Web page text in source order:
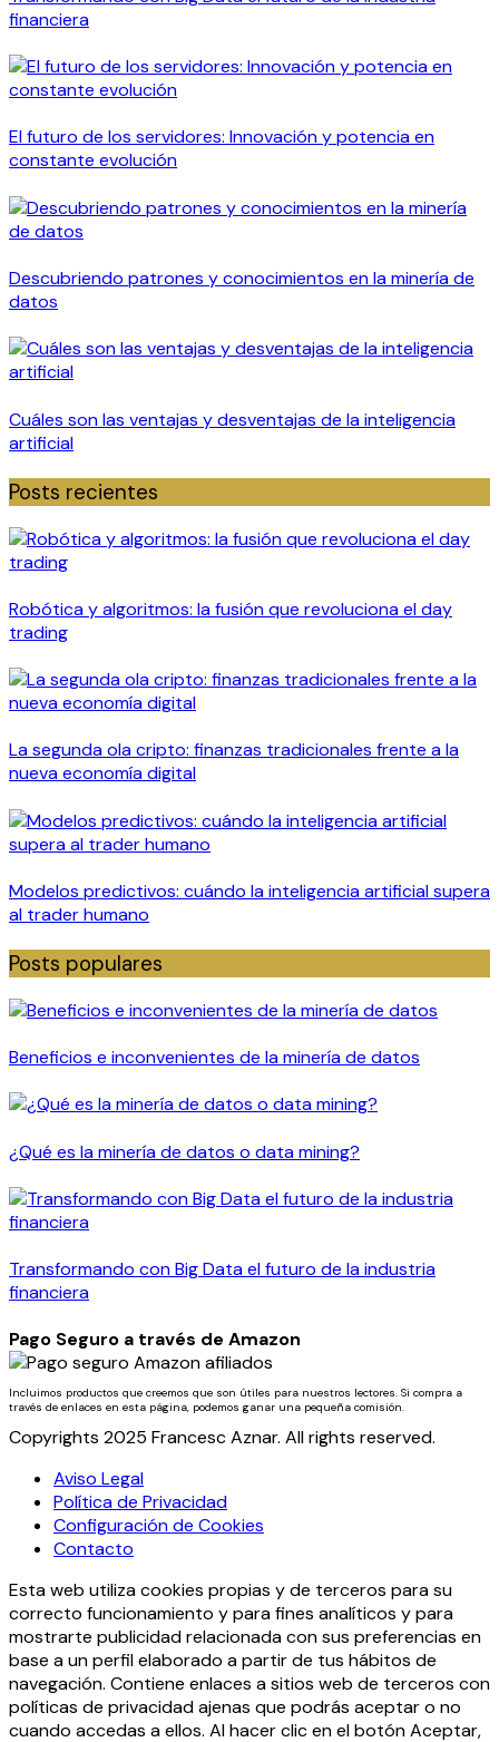
financiera
El futuro de los servidores: Innovación y potencia en
constante evolución
Descubriendo patrones y conocimientos en la minería de
datos
Cuáles son las ventajas y desventajas de la inteligencia
artificial
Posts recientes
Robótica y algoritmos: la fusión que revoluciona el day
trading
La segunda ola cripto: finanzas tradicionales frente a la
nueva economía digital
Modelos predictivos: cuándo la inteligencia artificial supera
al trader humano
Posts populares
Beneficios e inconvenientes de la minería de datos
¿Qué es la minería de datos o data mining?
Transformando con Big Data el futuro de la industria
financiera
Pago Seguro a través de Amazon
Incluimos productos que creemos que son útiles para nuestros lectores. Si compra a
través de enlaces en esta página, podemos ganar una pequeña comisión.
Copyrights 2025 Francesc Aznar. All rights reserved.
Aviso Legal
Política de Privacidad
Configuración de Cookies
Contacto
Esta web utiliza cookies propias y de terceros para su
correcto funcionamiento y para fines analíticos y para
mostrarte publicidad relacionada con sus preferencias en
base a un perfil elaborado a partir de tus hábitos de
navegación. Contiene enlaces a sitios web de terceros con
políticas de privacidad ajenas que podrás aceptar o no
cuando accedas a ellos. Al hacer clic en el botón Aceptar,